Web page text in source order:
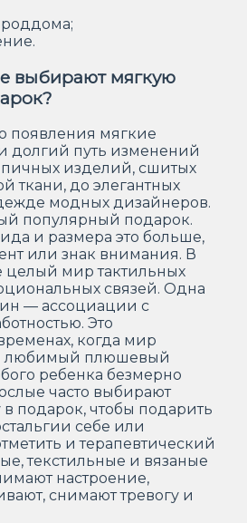
выбирают мягкую
появления мягкие
долгий путь изменений
изделий, сшитых
ткани, до элегантных
модных дизайнеров.
популярный подарок.
и размера это больше,
или знак внимания. В
мир тактильных
связей. Одна
— ассоциации с
Это
когда мир
любимый плюшевый
ребенка безмерно
часто выбирают
подарок, чтобы подарить
себе или
и терапевтический
текстильные и вязаные
настроение,
снимают тревогу и